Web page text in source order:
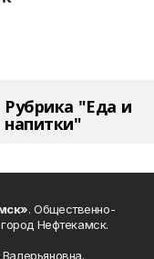
Рубрика "Еда и
напитки"
. Общественно-
Нефтекамск.